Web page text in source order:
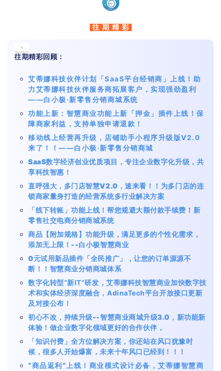
往 期 精 彩
往期精彩回顾：
艾蒂娜科技伙伴计划「SaaS平台经销商」上线！助
力艾蒂娜科技伙伴服务商拓展客户，实现强劲盈利
——白小极·新零售分销商城系统
功能上新：智慧商业功能上新「押金」插件上线！保
障商家利益，支持单独申请退款！
移动线上经营再升级，店铺助手小程序升级版V2.0
来了！！——白小极·新零售分销商城
SaaS数字经济创业优质项目，专注企业数字化升级，共
享科技智惠！
直呼强大，多门店智慧V2.0，速来看！！为多门店的连
锁商家量身打造的经营系统多行业解决方案
「线下转账」功能上线！帮您规避大额付款手续费！新
零售社交电商分销商城系统
商品【附加规格】功能升级，满足更多的个性化需求，
添加无上限！--白小极智慧商业
0元试用新品插件「全民推广」，让您的订单源源不
断！！智慧商业分销商城体系
数字化转型“新IT”研发，艾蒂娜科技智慧商业加快数字技
术和实体经济深度融合，AdinaTech平台开放接口更新
及对接公布！
初心不改，持续升级--智慧商业商城升级3.0，新功能新
体验！做企业数字化领域更好的合作伙伴，
「知识付费」全方位解决方案，你还站在风口犹豫时
候，很多人开始爆富，未来十年风口已经到！！！
“商品返利”上线！商业模式设计必备，艾蒂娜智慧商